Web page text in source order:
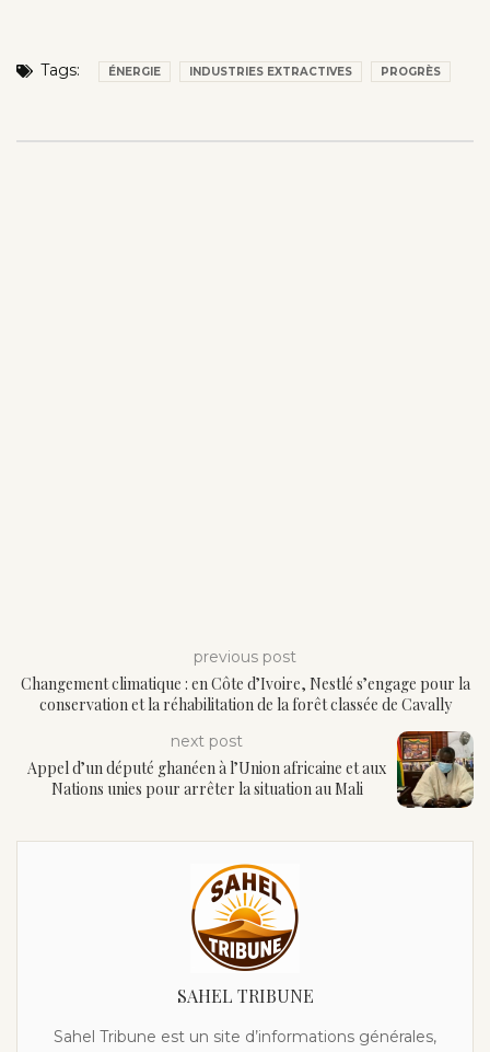
Tags: ÉNERGIE INDUSTRIES EXTRACTIVES PROGRÈS
previous post
Changement climatique : en Côte d’Ivoire, Nestlé s’engage pour la
conservation et la réhabilitation de la forêt classée de Cavally
next post
Appel d’un député ghanéen à l’Union africaine et aux
Nations unies pour arrêter la situation au Mali
SAHEL TRIBUNE
Sahel Tribune est un site d’informations générales,